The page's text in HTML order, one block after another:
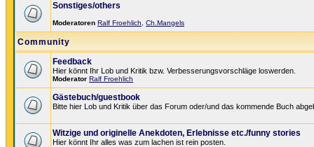
Sonstiges/others
Moderatoren Ralf Froehlich Ch.Mangels
Community
Feedback
Hier könnt Ihr Lob und Kritik bzw. Verbesserungsvorschläge loswerden.
Moderator Ralf Froehlich
Gästebuch/guestbook
Bitte hier Lob und Kritik über das Forum oder/und das kommende Buch
Witzige und originelle Anekdoten, Erlebnisse etc./funny stories
Hier könnt Ihr alles was zum lachen ist rein posten.